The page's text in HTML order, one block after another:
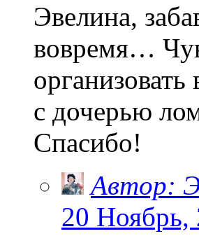
Эвелина,
вовремя…
с дочерью
Спасибо!
Автор:
20 Ноябрь,